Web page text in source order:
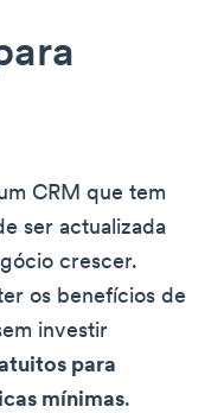
CRM que tem
ser actualizada
crescer.
os benefícios de
investir
para
mínimas.